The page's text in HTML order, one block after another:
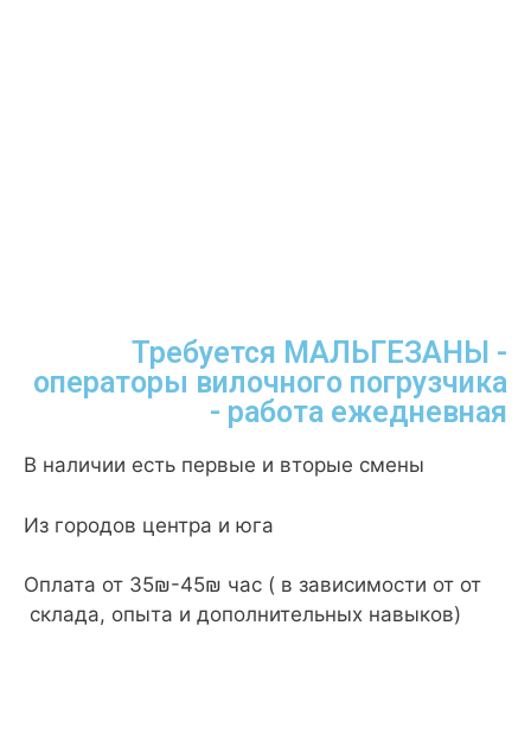
Требуется МАЛЬГЕЗАНЫ -
операторы вилочного погрузчика
- работа ежедневная
В наличии есть первые и вторые смены
Из городов центра и юга
Оплата от 35₪-45₪ час ( в зависимости от от
склада, опыта и дополнительных навыков)